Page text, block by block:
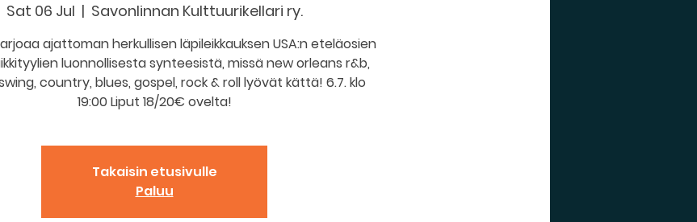
Sat 06 Jul
  |
Savonlinnan Kulttuurikellari ry.
ajattoman herkullisen läpileikkauksen USA:n eteläosien
luonnollisesta synteesistä, missä new orleans r&b,
country, blues, gospel, rock & roll lyövät kättä! 6.7. klo
19:00 Liput 18/20€ ovelta!
Takaisin etusivulle
Paluu